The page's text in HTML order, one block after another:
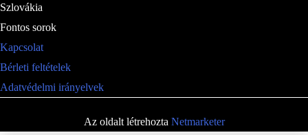
Szlovákia
Fontos sorok
Kapcsolat
Bérleti feltételek
Adatvédelmi irányelvek
Az oldalt létrehozta Netmarketer